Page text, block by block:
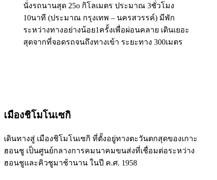
นั่งรถนานสุด 25o กิโลเมตร ประมาณ 3ชั่วโมง
10นาที (ประมาณ กรุงเทพ – นครสวรรค์) มีพัก
ระหว่างทางอย่างน้อย1ครั้งเพื่อผ่อนคลาย เดินเยอะ
สุดจากที่จอดรถจนถึงทางเข้า ระยะทาง 300เมตร
เมืองชิโมโนเซกิ
เดินทางสู่ เมืองชิโมโนเซกิ ที่ตั้งอยู่ทางตะวันตกสุดของเกาะ
ฮอนชู เป็นศูนย์กลางการคมนาคมขนส่งที่เชื่อมต่อระหว่าง
ฮอนชูและคิวชูมาช้านาน ในปี ค.ศ. 1958